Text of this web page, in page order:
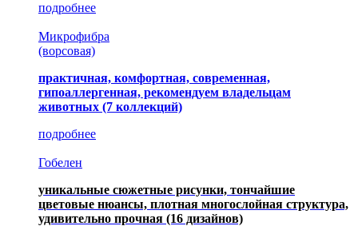
подробнее
Микрофибра
(ворсовая)
практичная, комфортная, современная,
гипоаллергенная, рекомендуем владельцам
животных (7 коллекций)
подробнее
Гобелен
уникальные сюжетные рисунки, тончайшие
цветовые нюансы, плотная многослойная структура,
удивительно прочная (16 дизайнов)